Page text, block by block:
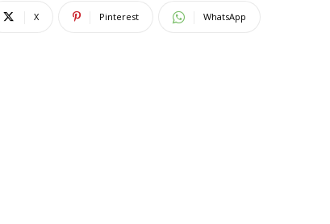
X Pinterest WhatsApp